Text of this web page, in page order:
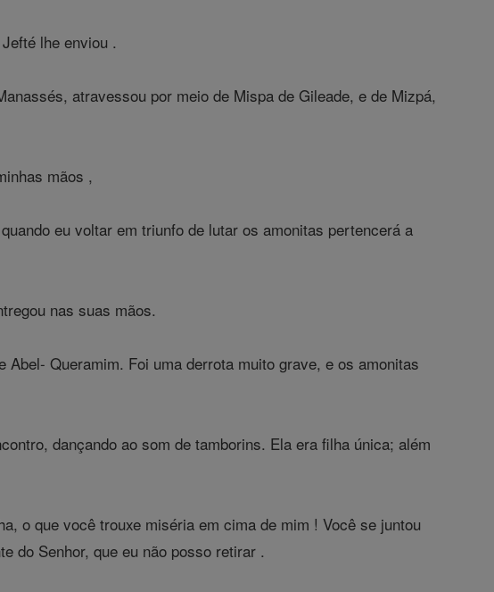
lhe enviou .
atravessou por meio de Mispa de Gileade, e de Mizpá,
mãos ,
eu voltar em triunfo de lutar os amonitas pertencerá a
nas suas mãos.
Queramim. Foi uma derrota muito grave, e os amonitas
dançando ao som de tamborins. Ela era filha única; além
o que você trouxe miséria em cima de mim ! Você se juntou
do Senhor, que eu não posso retirar .